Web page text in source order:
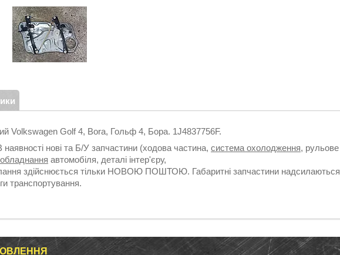
Volkswagen Golf 4, Bora, Гольф 4, Бора. 1J4837756F.
нові та Б/У запчастини (ходова частина, система охолодження, рульове
автомобіля, деталі інтер'єру,
здійснюється тільки НОВОЮ ПОШТОЮ. Габаритні запчастини надсилаються
транспортування.